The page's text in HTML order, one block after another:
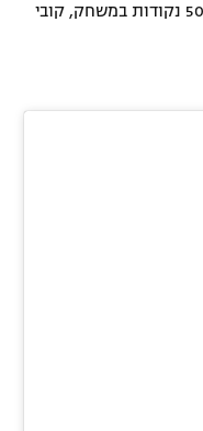
השנים, שאקיל אוניל כי לא ינסה לקלוע 50 נקודות במשחק, קובי